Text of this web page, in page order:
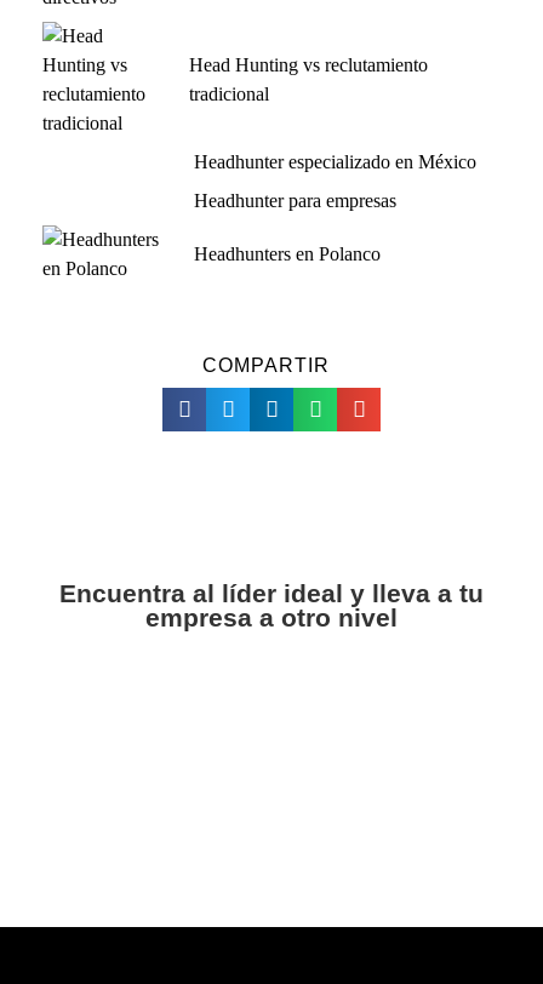
Head Hunting vs reclutamiento
tradicional
Headhunter especializado en México
Headhunter para empresas
Headhunters en Polanco
COMPARTIR
Encuentra al líder ideal y lleva a tu
empresa a otro nivel